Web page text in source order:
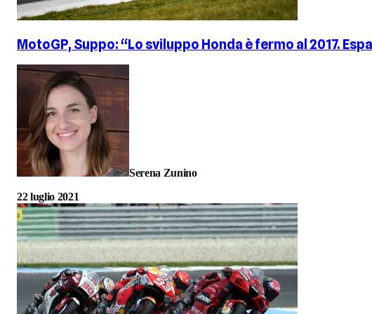
MotoGP, Suppo: “Lo sviluppo Honda è fermo al 2017.
Serena Zunino
22 luglio 2021